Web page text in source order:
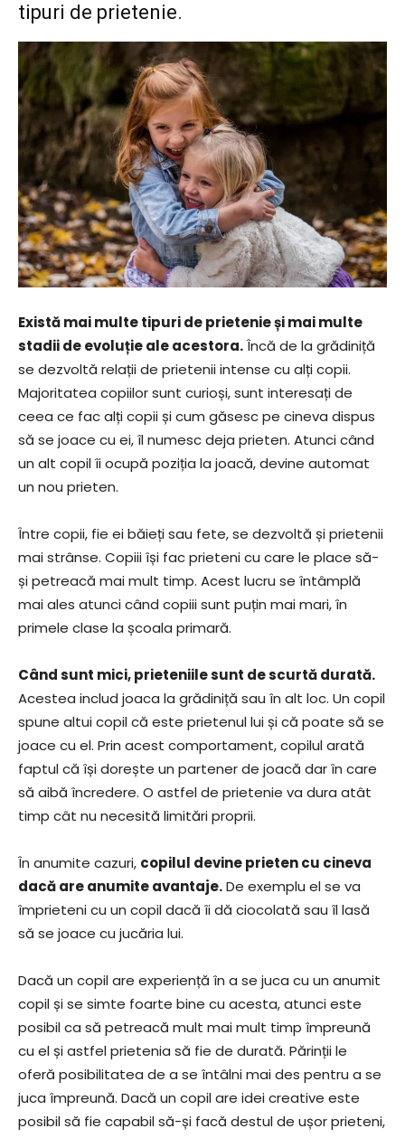
tipuri de prietenie.
Există mai multe tipuri de prietenie și mai multe
stadii de evoluție ale acestora.Încă de la grădiniță
se dezvoltă relații de prietenii intense cu alți copii.
Majoritatea copiilor sunt curioși, sunt interesați de
ceea ce fac alți copii și cum găsesc pe cineva dispus
să se joace cu ei, îl numesc deja prieten. Atunci când
un alt copil îi ocupă poziția la joacă, devine automat
un nou prieten.
Între copii, fie ei băieți sau fete, se dezvoltă și prietenii
mai strânse. Copiii își fac prieteni cu care le place să-
și petreacă mai mult timp. Acest lucru se întâmplă
mai ales atunci când copiii sunt puțin mai mari, în
primele clase la școala primară.
Când sunt mici, prieteniile sunt de scurtă durată.
Acestea includ joaca la grădiniță sau în alt loc. Un copil
spune altui copil că este prietenul lui și că poate să se
joace cu el. Prin acest comportament, copilul arată
faptul că își dorește un partener de joacă dar în care
să aibă încredere. O astfel de prietenie va dura atât
timp cât nu necesită limitări proprii.
În anumite cazuri, copilul devine prieten cu cineva
dacă are anumite avantaje.De exemplu el se va
împrieteni cu un copil dacă îi dă ciocolată sau îl lasă
să se joace cu jucăria lui.
Dacă un copil are experiență în a se juca cu un anumit
copil și se simte foarte bine cu acesta, atunci este
posibil ca să petreacă mult mai mult timp împreună
cu el și astfel prietenia să fie de durată. Părinții le
oferă posibilitatea de a se întâlni mai des pentru a se
juca împreună. Dacă un copil are idei creative este
posibil să fie capabil să-și facă destul de ușor prieteni,